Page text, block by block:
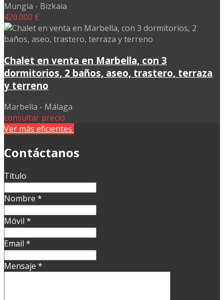
Mungia - Bizkaia
420.000 €
Chalet en venta en Marbella, con 3
dormitorios, 2 baños, aseo, trastero, terraza
y terreno
Marbella - Málaga
consultar precio
Ver más eficientes
Contáctanos
Título
Nombre *
Móvil *
Email *
Mensaje *